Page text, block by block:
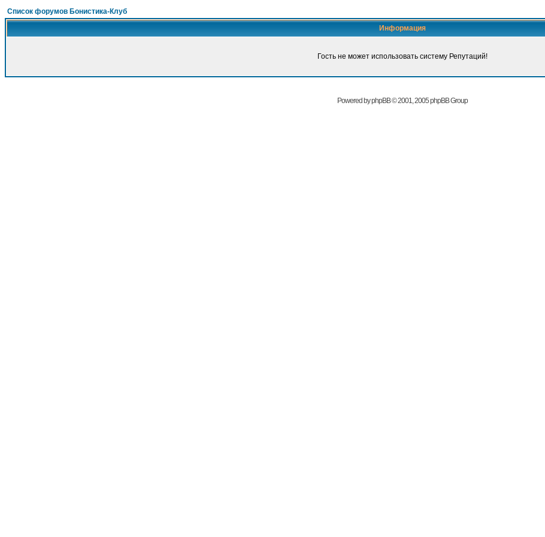
Список форумов Бонистика-Клуб
Информация
Гость не может использовать систему Репутаций!
Powered byphpBB© 2001, 2005 phpBB Group